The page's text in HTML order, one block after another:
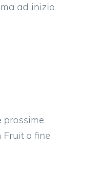
ad inizio
prossime
Fruit a fine